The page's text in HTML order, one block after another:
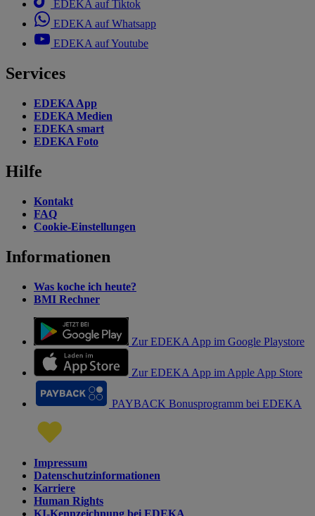
EDEKA auf Tiktok
EDEKA auf Whatsapp
EDEKA auf Youtube
Services
EDEKA App
EDEKA Medien
EDEKA smart
EDEKA Foto
Hilfe
Kontakt
FAQ
Cookie-Einstellungen
Informationen
Was koche ich heute?
BMI Rechner
Zur EDEKA App im Google Playstore
Zur EDEKA App im Apple App Store
PAYBACK Bonusprogramm bei EDEKA
Impressum
Datenschutzinformationen
Karriere
Human Rights
KI-Kennzeichnung bei EDEKA